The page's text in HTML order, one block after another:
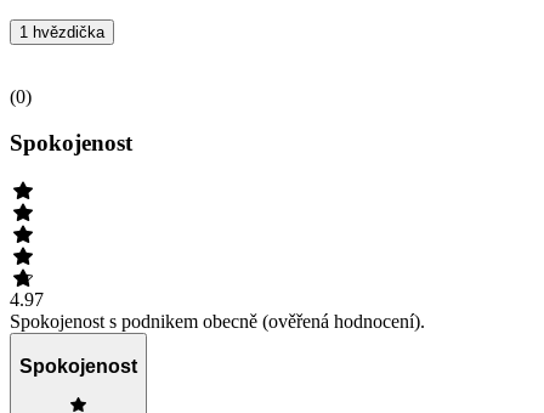
1 hvězdička
(0)
Spokojenost
4.97
Spokojenost s podnikem obecně (ověřená hodnocení).
Spokojenost